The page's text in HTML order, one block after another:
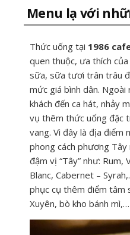
Menu lạ với
Thức uống tại 1986
quen thuộc, ưa thích
sữa, sữa tươi trân trâu
mức giá bình dân.
khách đến ca hát, nhảy
vụ thêm thức uống đặc
vang. Vì đây là địa điểm
phong cách phương
đậm vị “Tây” như: Rum,
Blanc, Cabernet –
phục cụ thêm điểm tâm
Xuyên, bò kho bánh mì,…